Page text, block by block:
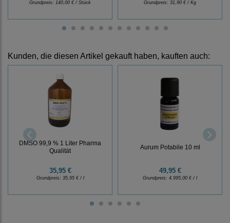
Grundpreis: 140,00 € / Stück Grundpreis: 31,90 € / Kg
Kunden, die diesen Artikel gekauft haben, kauften auch:
DMSO 99,9 % 1 Liter Pharma
Qualität
35,95 €
Grundpreis: 35,95 € / l
Aurum Potabile 10 ml
49,95 €
Grundpreis: 4.995,00 € / l